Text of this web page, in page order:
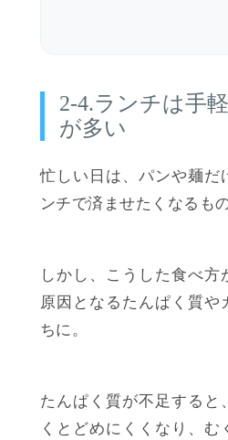
2-4.ランチは手
が多い
忙しい日は、パンや麺だ
ンチで済ませたくなるもの
しかし、こうした食べ
原因となるたんぱく質や
ちに。
たんぱく質が不足すると
くとどめにくくなり、む